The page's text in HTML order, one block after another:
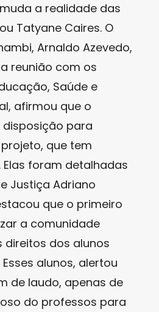
a realidade das
Tatyane Caires. O
Arnaldo Azevedo,
reunião com os
Saúde e
afirmou que o
disposição para
que tem
foram detalhadas
Justiça Adriano
que o primeiro
a comunidade
direitos dos alunos
alunos, alertou
de laudo, apenas de
do professos para